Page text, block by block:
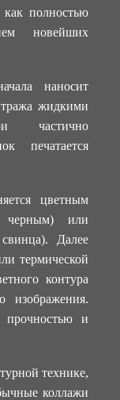
как полностью
новейших
наносит
жидкими
частично
печатается
цветным
черным) или
Далее
термической
контура
изображения.
прочностью и
технике,
коллажи